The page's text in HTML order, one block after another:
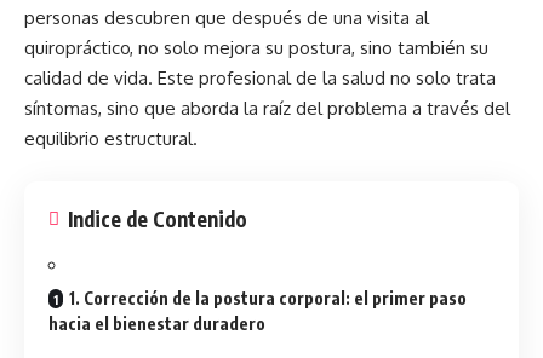
personas descubren que después de una visita al
quiropráctico, no solo mejora su postura, sino también su
calidad de vida. Este profesional de la salud no solo trata
síntomas, sino que aborda la raíz del problema a través del
equilibrio estructural.
Indice de Contenido
1. Corrección de la postura corporal: el primer paso
hacia el bienestar duradero